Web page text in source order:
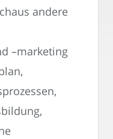
andere
–marketing